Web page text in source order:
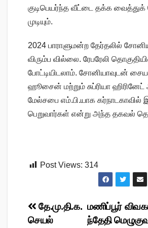
குடிபெயர்ந்த வீட்டை தக்க
முடியும்.
2024 பாராளுமன்ற தேர்தலில்
விரும்ப வில்லை. ரேபரேலி
போட்டியிடலாம். சோனியாவுடன்
ஹூசைன் மற்றும் சுப்ரியா
மேல்சபை எம்.பி.யாக கர்நாடகாவில்
பெறுவார்கள் என்று அந்த தகவல்
Post Views: 314
Post
மணிப்பூர்
ந்தேதி
தே.மு.தி.க.
செயல்